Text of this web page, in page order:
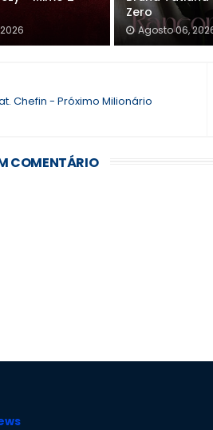
Zero
Agosto 06,
Chefin - Próximo Milionário
COMENTÁRIO